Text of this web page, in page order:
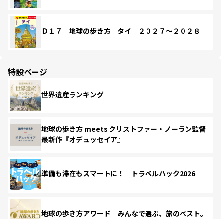
Ｄ１７ 地球の歩き方 タイ ２０２７～２０２８
特設ページ
世界遺産ランキング
地球の歩き方 meets クリストファー・ノーラン監督
最新作『オデュッセイア』
準備も滞在もスマートに！ トラベルハック2026
地球の歩き方アワード みんなで選ぶ、旅のベスト。